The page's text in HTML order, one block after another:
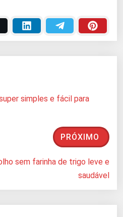
simples e fácil para
PRÓXIMO
sem farinha de trigo leve e
saudável